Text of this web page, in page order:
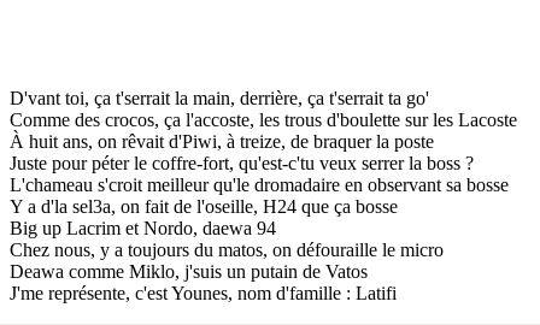
D'vant toi, ça t'serrait la main, derrière, ça t'serrait ta go'
Comme des crocos, ça l'accoste, les trous d'boulette sur les Lacoste
À huit ans, on rêvait d'Piwi, à treize, de braquer la poste
Juste pour péter le coffre-fort, qu'est-c'tu veux serrer la boss ?
L'chameau s'croit meilleur qu'le dromadaire en observant sa bosse
Y a d'la sel3a, on fait de l'oseille, H24 que ça bosse
Big up Lacrim et Nordo, daewa 94
Chez nous, y a toujours du matos, on défouraille le micro
Deawa comme Miklo, j'suis un putain de Vatos
J'me représente, c'est Younes, nom d'famille : Latifi